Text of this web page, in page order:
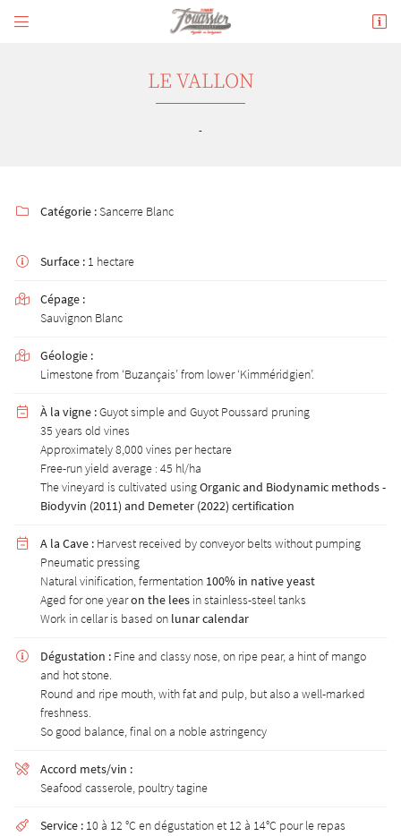
 
En cochant cette case, vous consentez à recevoir nos propositions commerciales à l'adresse
email indiqué ci-dessus. Vous pouvez vous désinscrire à tout moment en utilisant
INSCRIPTION
LE VALLON
-
 Catégorie :Sancerre Blanc
 Surface : 1 hectare

Cépage :
Sauvignon Blanc

Géologie :
Limestone from ‘Buzançais’ from lower ‘Kimméridgien’.
 À la vigne :Guyot simple and Guyot Poussard pruning
35 years old vines
Approximately 8,000 vines per hectare
Free-run yield average : 45 hl/ha
The vineyard is cultivated usingOrganic and Biodynamic methods -
Biodyvin (2011) and Demeter (2022) certification
 A la Cave : Harvest received by conveyor belts without pumping
Pneumatic pressing
Natural vinification, fermentation 100% in native yeast
Aged for one yearon the lees in stainless-steel tanks
Work in cellar is based on lunar calendar
 Dégustation : Fine and classy nose, on ripe pear, a hint of mango
and hot stone.
Round and ripe mouth, with fat and pulp, but also a well-marked
freshness.
So good balance, final on a noble astringency

Accord mets/vin :
Seafood casserole, poultry tagine
 Service : 10 à 12 °C en dégustation et 12 à 14°C pour le repas